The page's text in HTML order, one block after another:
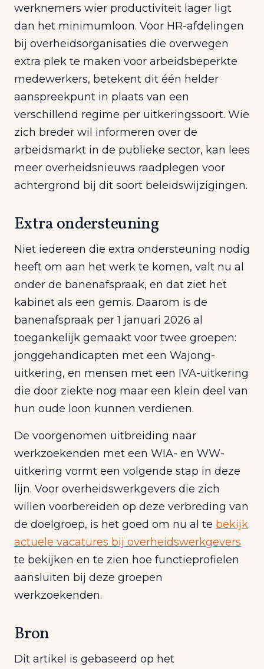
werknemers wier productiviteit lager ligt
dan het minimumloon. Voor HR-afdelingen
bij overheidsorganisaties die overwegen
extra plek te maken voor arbeidsbeperkte
medewerkers, betekent dit één helder
aanspreekpunt in plaats van een
verschillend regime per uitkeringssoort. Wie
zich breder wil informeren over de
arbeidsmarkt in de publieke sector, kan lees
meer overheidsnieuws raadplegen voor
achtergrond bij dit soort beleidswijzigingen.
Extra ondersteuning
Niet iedereen die extra ondersteuning nodig
heeft om aan het werk te komen, valt nu al
onder de banenafspraak, en dat ziet het
kabinet als een gemis. Daarom is de
banenafspraak per 1 januari 2026 al
toegankelijk gemaakt voor twee groepen:
jonggehandicapten met een Wajong-
uitkering, en mensen met een IVA-uitkering
die door ziekte nog maar een klein deel van
hun oude loon kunnen verdienen.
De voorgenomen uitbreiding naar
werkzoekenden met een WIA- en WW-
uitkering vormt een volgende stap in deze
lijn. Voor overheidswerkgevers die zich
willen voorbereiden op deze verbreding van
de doelgroep, is het goed om nu al te bekijk
actuele vacatures bij overheidswerkgevers
te bekijken en te zien hoe functieprofielen
aansluiten bij deze groepen
werkzoekenden.
Bron
Dit artikel is gebaseerd op het